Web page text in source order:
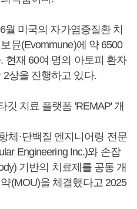
월 미국의 자가염증질환 치
뮨(Evommune)에 약 6500
현재 60여 명의 아토피 환자
상을 진행하고 있다.
치료 플랫폼 'REMAP' 개
체·단백질 엔지니어링 전문
Engineering Inc.)와 손잡
기반의 치료제를 공동 개
(MOU)을 체결했다고 2025